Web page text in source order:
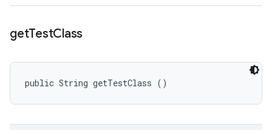
getTestClass
public String getTestClass ()